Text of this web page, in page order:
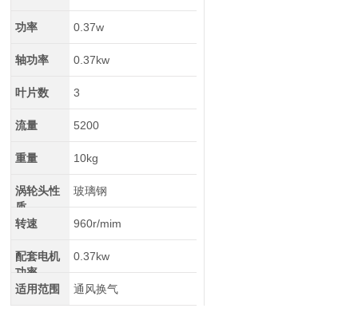
功率 0.37w
轴功率 0.37kw
叶片数 3
流量 5200
重量 10kg
涡轮头性
质
玻璃钢
转速 960r/mim
配套电机
功率
0.37kw
适用范围 通风换气